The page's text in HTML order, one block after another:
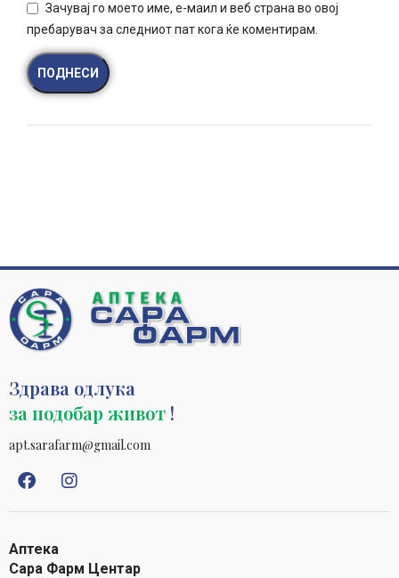
Зачувај го моето име, е-маил и веб страна во овој
пребарувач за следниот пат кога ќе коментирам.
Здрава одлука
за подобар живот !
apt.sarafarm@gmail.com
Аптека
Сара Фарм Центар